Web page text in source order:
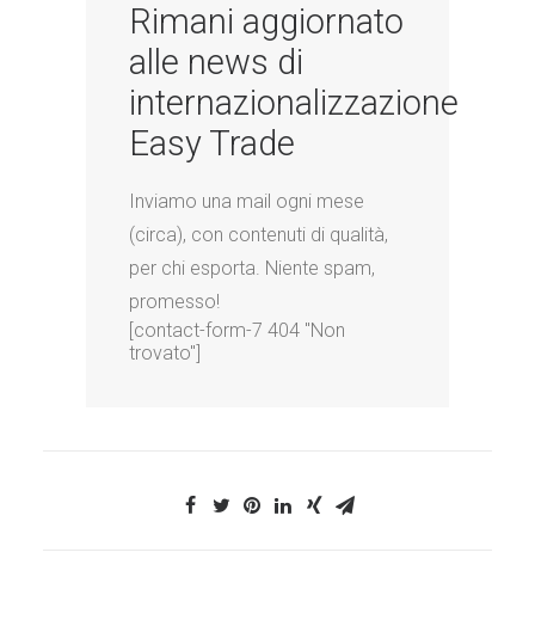
Rimani aggiornato
alle news di
internazionalizzazione
Easy Trade
Inviamo una mail ogni mese
(circa), con contenuti di qualità,
per chi esporta. Niente spam,
promesso!
[contact-form-7 404 "Non
trovato"]